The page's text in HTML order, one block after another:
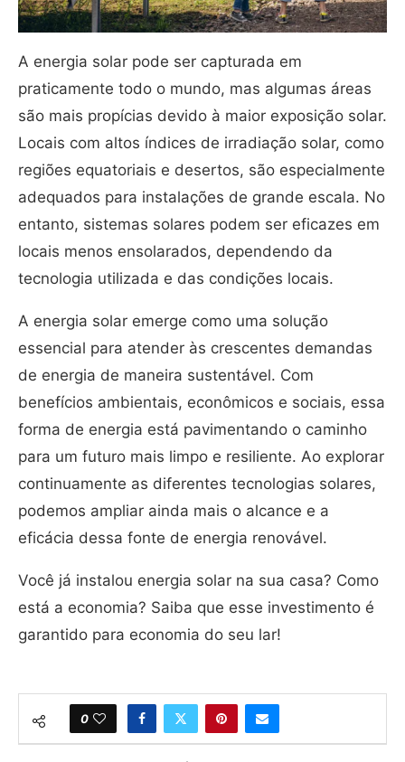
A energia solar pode ser capturada em
praticamente todo o mundo, mas algumas áreas
são mais propícias devido à maior exposição solar.
Locais com altos índices de irradiação solar, como
regiões equatoriais e desertos, são especialmente
adequados para instalações de grande escala. No
entanto, sistemas solares podem ser eficazes em
locais menos ensolarados, dependendo da
tecnologia utilizada e das condições locais.
A energia solar emerge como uma solução
essencial para atender às crescentes demandas
de energia de maneira sustentável. Com
benefícios ambientais, econômicos e sociais, essa
forma de energia está pavimentando o caminho
para um futuro mais limpo e resiliente. Ao explorar
continuamente as diferentes tecnologias solares,
podemos ampliar ainda mais o alcance e a
eficácia dessa fonte de energia renovável.
Você já instalou energia solar na sua casa? Como
está a economia? Saiba que esse investimento é
garantido para economia do seu lar!
0